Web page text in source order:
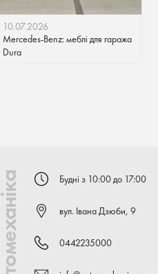
10.07.2026
Mercedes-Benz: меблі для гаража
Dura
Автомеханіка Будні з 10:00 до 17:00
вул. Івана Дзюби, 9
0442235000